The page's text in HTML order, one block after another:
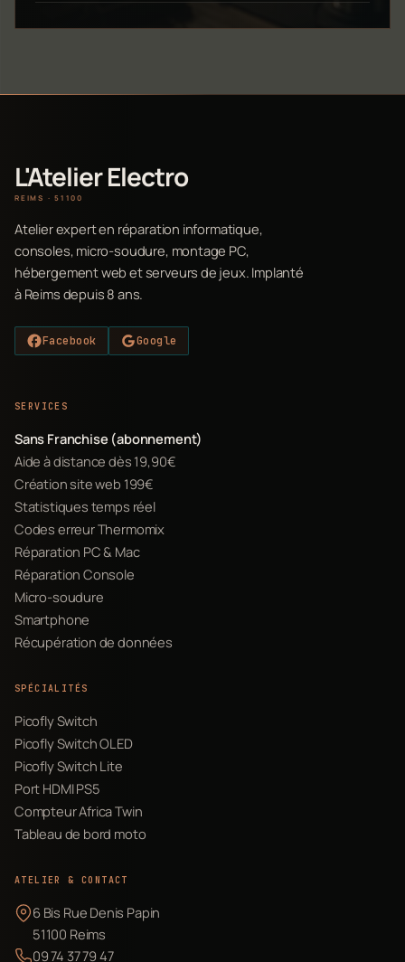
L'Atelier Electro
REIMS · 51100
Atelier expert en réparation informatique,
consoles, micro-soudure, montage PC,
hébergement web et serveurs de jeux. Implanté
à Reims depuis 8 ans.
Facebook Google
SERVICES
Sans Franchise (abonnement)
Aide à distance dès 19,90€
Création site web 199€
Statistiques temps réel
Codes erreur Thermomix
Réparation PC & Mac
Réparation Console
Micro-soudure
Smartphone
Récupération de données
SPÉCIALITÉS
Picofly Switch
Picofly Switch OLED
Picofly Switch Lite
Port HDMI PS5
Compteur Africa Twin
Tableau de bord moto
ATELIER & CONTACT
6 Bis Rue Denis Papin
51100 Reims
09 74 37 79 47